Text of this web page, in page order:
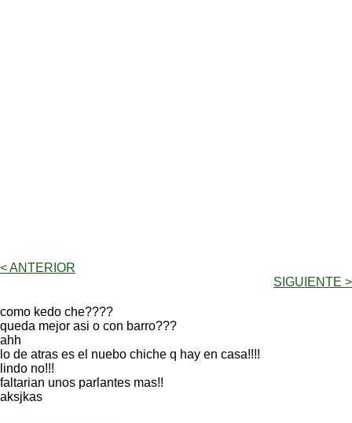
< ANTERIOR
SIGUIENTE >
como kedo che????
queda mejor asi o con barro???
ahh
lo de atras es el nuebo chiche q hay en casa!!!!
lindo no!!!
faltarian unos parlantes mas!!
aksjkas